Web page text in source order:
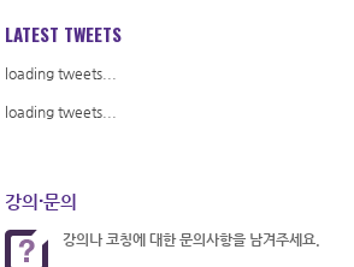
LATEST TWEETS
loading tweets...
loading tweets...
강의·문의
강의나 코칭에 대한 문의사항을 남겨주세요.